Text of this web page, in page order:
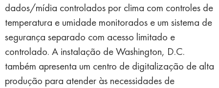
dados/mídia controlados por clima com controles de
temperatura e umidade monitorados e um sistema de
segurança separado com acesso limitado e
controlado. A instalação de Washington, D.C.
também apresenta um centro de digitalização de alta
produção para atender às necessidades de